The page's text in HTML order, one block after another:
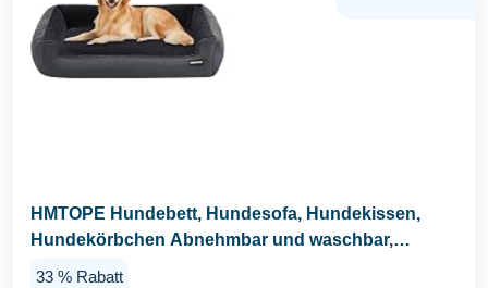
HMTOPE Hundebett, Hundesofa, Hundekissen,
Hundekörbchen Abnehmbar und waschbar,
33 % Rabatt